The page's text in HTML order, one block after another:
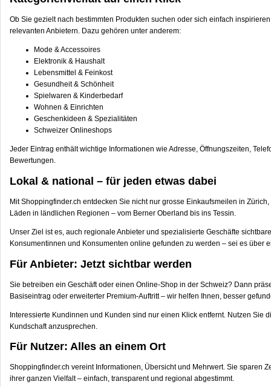
Ob Sie gezielt nach bestimmten Produkten suchen oder sich einfach
relevanten Anbietern. Dazu gehören unter anderem:
Mode & Accessoires
Elektronik & Haushalt
Lebensmittel & Feinkost
Gesundheit & Schönheit
Spielwaren & Kinderbedarf
Wohnen & Einrichten
Geschenkideen & Spezialitäten
Schweizer Onlineshops
Jeder Eintrag enthält wichtige Informationen wie Adresse, Öffnungszeiten,
Bewertungen.
Lokal & national – für jeden etwas dabei
Mit Shoppingfinder.ch entdecken Sie nicht nur grosse Einkaufsmeilen in
Läden in ländlichen Regionen – vom Berner Oberland bis ins Tessin.
Unser Ziel ist es, auch regionale Anbieter und spezialisierte Geschäfte
Konsumentinnen und Konsumenten online gefunden zu werden – sei es über
Für Anbieter: Jetzt sichtbar werden
Sie betreiben ein Geschäft oder einen Online-Shop in der Schweiz? Dann
Basiseintrag oder erweiterter Premium-Auftritt – wir helfen Ihnen, besser
Interessierte Kundinnen und Kunden sind nur einen Klick entfernt. Nutzen Sie
Kundschaft anzusprechen.
Für Nutzer: Alles an einem Ort
Shoppingfinder.ch vereint Informationen, Übersicht und Mehrwert. Sie sparen
ihrer ganzen Vielfalt – einfach, transparent und regional abgestimmt.